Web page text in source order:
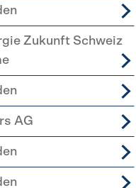
Zukunft Schweiz
AG